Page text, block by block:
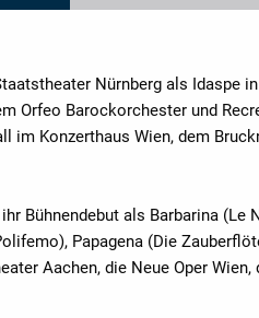
Nürnberg als
Orfeo Barockorchester und
im Konzerthaus Wien, dem
Bühnendebut als Barbarina
Papagena (Die
Aachen, die Neue Oper